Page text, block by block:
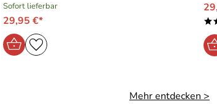
Sofort lieferbar
29,95 €*
Mehr entdecken >